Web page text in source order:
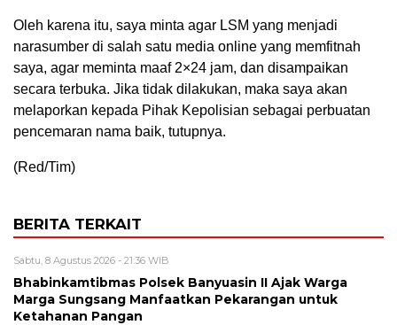
Oleh karena itu, saya minta agar LSM yang menjadi
narasumber di salah satu media online yang memfitnah
saya, agar meminta maaf 2×24 jam, dan disampaikan
secara terbuka. Jika tidak dilakukan, maka saya akan
melaporkan kepada Pihak Kepolisian sebagai perbuatan
pencemaran nama baik, tutupnya.
(Red/Tim)
BERITA TERKAIT
Sabtu, 8 Agustus 2026 - 21:36 WIB
Bhabinkamtibmas Polsek Banyuasin II Ajak Warga
Marga Sungsang Manfaatkan Pekarangan untuk
Ketahanan Pangan